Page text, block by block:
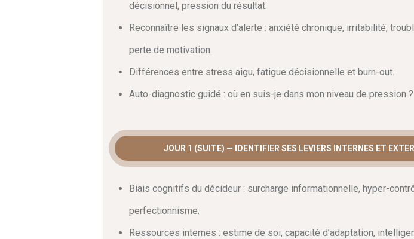
L’isolement et la pression du résultat sont des réalités qui impactent la
dirigeant. Durant cette formation, vous apprendrez à différencier la
perfectionnisme ou l’hyper-contrôle — qui agissent comme des
le long terme.
quotidien
Maintenir un équilibre durable demande de structurer son environnement.
digital detox, régulation émotionnelle) dans un emploi du temps contraint.
soutien professionnel.
mentale du dirigeant
et transformer votre posture pour un leadership
décisionnel, pression du résultat.
Reconnaître les signaux d’alerte : anxiété chronique, irritabilité,
perte de motivation.
Différences entre stress aigu, fatigue décisionnelle et burn-out.
Auto-diagnostic guidé : où en suis-je dans mon niveau de pression ?
JOUR 1 (SUITE) — IDENTIFIER SES LEVIERS INTERNES ET
Biais cognitifs du décideur : surcharge informationnelle, hyper-
perfectionnisme.
Ressources internes : estime de soi, capacité d’adaptation,